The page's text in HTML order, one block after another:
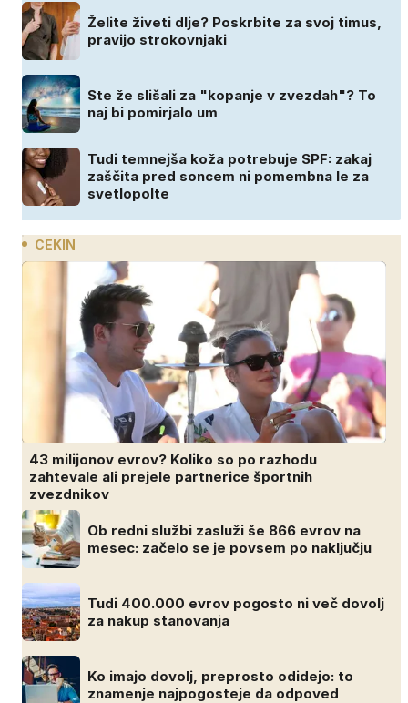
Želite živeti dlje? Poskrbite za svoj timus,
pravijo strokovnjaki
Ste že slišali za "kopanje v zvezdah"? To
naj bi pomirjalo um
Tudi temnejša koža potrebuje SPF: zakaj
zaščita pred soncem ni pomembna le za
svetlopolte
CEKIN
43 milijonov evrov? Koliko so po razhodu
zahtevale ali prejele partnerice športnih
zvezdnikov
Ob redni službi zasluži še 866 evrov na
mesec: začelo se je povsem po naključju
Tudi 400.000 evrov pogosto ni več dovolj
za nakup stanovanja
Ko imajo dovolj, preprosto odidejo: to
znamenje najpogosteje da odpoved